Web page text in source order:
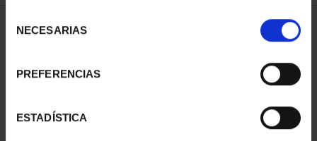
NECESARIAS
PREFERENCIAS
ESTADÍSTICA
1 Products found